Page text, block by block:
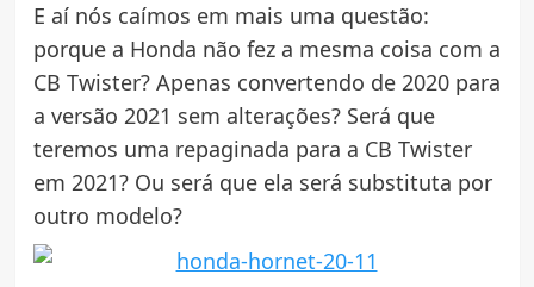
E aí nós caímos em mais uma questão:
porque a Honda não fez a mesma coisa com a
CB Twister? Apenas convertendo de 2020 para
a versão 2021 sem alterações? Será que
teremos uma repaginada para a CB Twister
em 2021? Ou será que ela será substituta por
outro modelo?